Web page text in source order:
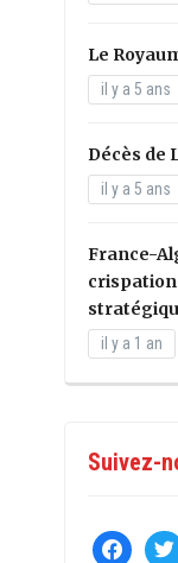
Le
il y a 5 ans
Décès de
il y a 5 ans
France-
il y a 1 an
Suivez-
facebook